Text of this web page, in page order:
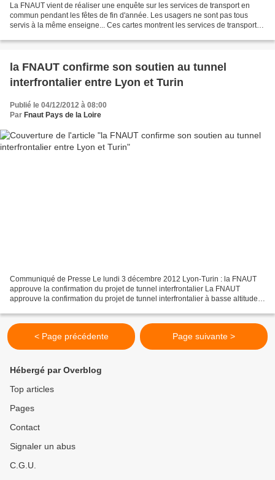
La FNAUT vient de réaliser une enquête sur les services de transport en
commun pendant les fêtes de fin d'année. Les usagers ne sont pas tous
servis à la même enseigne... Ces cartes montrent les services de transport
la FNAUT confirme son soutien au tunnel
interfrontalier entre Lyon et Turin
Publié le 04/12/2012 à 08:00
Par Fnaut Pays de la Loire
Communiqué de Presse Le lundi 3 décembre 2012 Lyon-Turin : la FNAUT
approuve la confirmation du projet de tunnel interfrontalier La FNAUT
approuve la confirmation du projet de tunnel interfrontalier à basse altitude,
< Page précédente Page suivante >
Hébergé par Overblog
Top articles
Pages
Contact
Signaler un abus
C.G.U.